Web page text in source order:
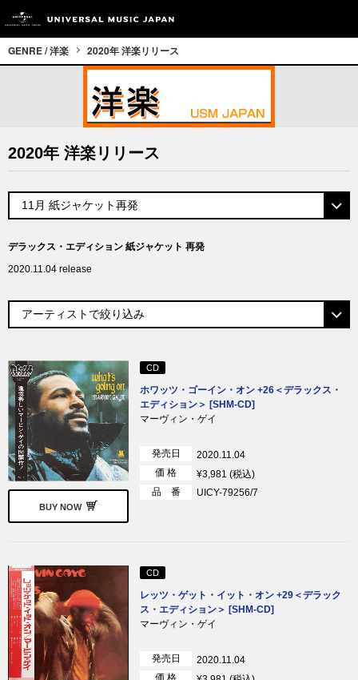
GENRE / 洋楽 2020年 洋楽リリース
2020年 洋楽リリース
デラックス・エディション 紙ジャケット 再発
2020.11.04 release
BUY NOW
CD
ホワッツ・ゴーイン・オン +26＜デラックス・
エディション＞ [SHM-CD]
マーヴィン・ゲイ
発売日
2020.11.04
価 格
¥3,981 (税込)
品 番
UICY-79256/7
CD
レッツ・ゲット・イット・オン +29＜デラック
ス・エディション＞ [SHM-CD]
マーヴィン・ゲイ
発売日
2020.11.04
価 格